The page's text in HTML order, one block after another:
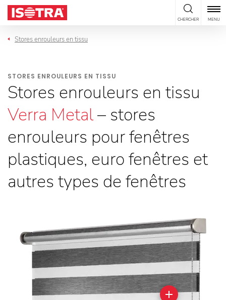
Passer au contenu
CHERCHER MENU
Stores enrouleurs en tissu
STORES ENROULEURS EN TISSU
Stores enrouleurs en tissu
Verra Metal– stores
enrouleurs pour fenêtres
plastiques, euro fenêtres et
autres types de fenêtres